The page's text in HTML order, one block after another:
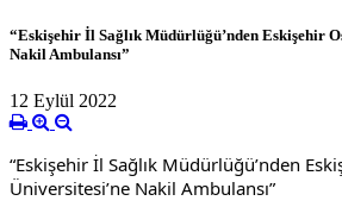
“Eskişehir İl Sağlık Müdürlüğü’nden Eskişehir
Nakil Ambulansı”
12 Eylül 2022
“Eskişehir İl Sağlık Müdürlüğü’nden
Üniversitesi’ne Nakil Ambulansı”